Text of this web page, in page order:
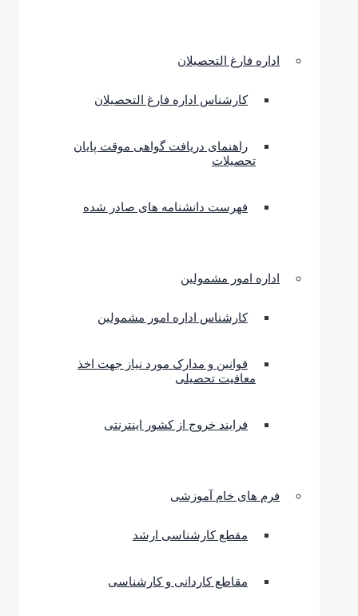
اداره فارغ التحصیلان
کارشناس اداره فارغ التحصیلان
راهنمای دریافت گواهی موقت پایان
تحصیلات
فهرست دانشنامه های صادر شده
اداره امور مشمولین
کارشناس اداره امور مشمولین
قوانین و مدارک مورد نیاز جهت اخذ
معافیت تحصیلی
فرایند خروج از کشور اینترنتی
فرم های خام آموزشی
مقطع کارشناسی ارشد
مقاطع کاردانی و کارشناسی